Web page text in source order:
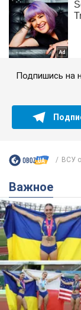
Подпишись на
ВСУ
Важное